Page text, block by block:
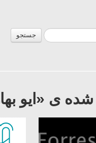
جستجو
ی «ایو